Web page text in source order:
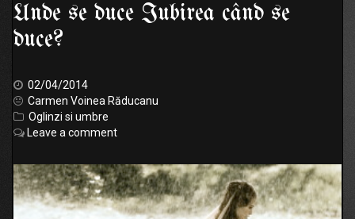
Unde se duce Iubirea când se
duce?
02/04/2014
Carmen Voinea Răducanu
Oglinzi si umbre
Leave a comment